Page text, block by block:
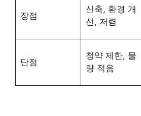
장점
신축, 환경 개
선, 저렴
단점
청약 제한, 물
량 적음